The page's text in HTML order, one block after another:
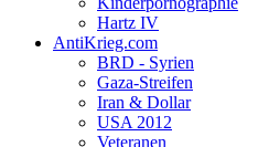
Hartz IV
AntiKrieg.com
BRD - Syrien
Gaza-Streifen
Iran & Dollar
USA 2012
Veteranen